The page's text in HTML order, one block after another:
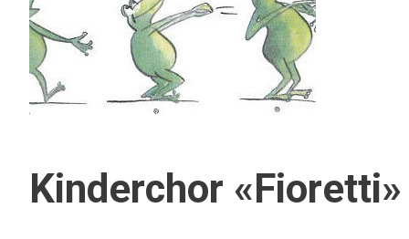
Kinderchor «Fioretti»